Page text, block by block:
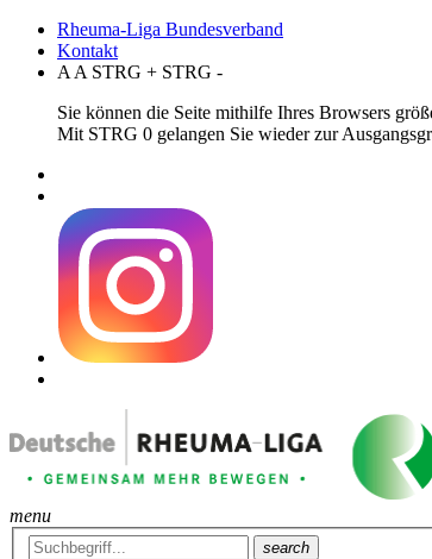
Rheuma-Liga Bundesverband
Kontakt
A A STRG + STRG -
Sie können die Seite mithilfe Ihres Browsers
Mit STRG 0 gelangen Sie wieder zur
menu
search